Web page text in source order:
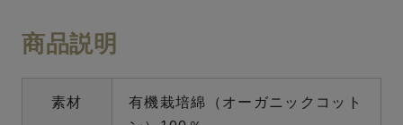
商品説明
素材
有機栽培綿（オーガニックコット